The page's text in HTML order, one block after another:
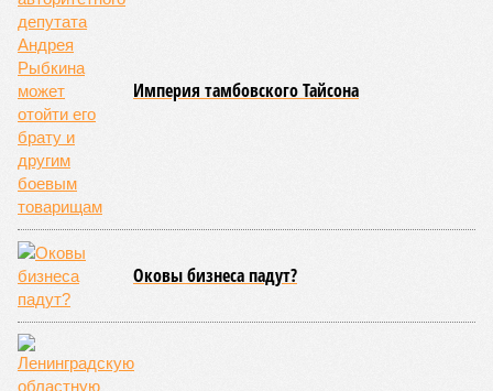
Империя тамбовского Тайсона
Оковы бизнеса падут?